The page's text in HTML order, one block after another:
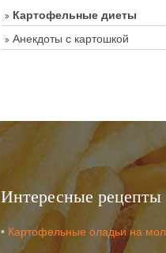
Картофельные диеты
Анекдоты с картошкой
Интересные рецепты
• Картофельные оладьи на